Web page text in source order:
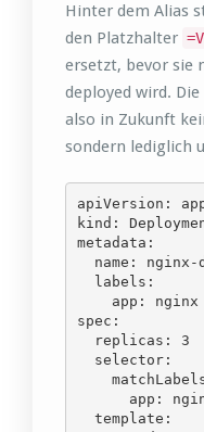
Hinter dem Alias
den Platzhalter
ersetzt, bevor sie
deployed wird.
also in Zukunft
sondern lediglich
apiVersion:
kind:
metadata:
spec: